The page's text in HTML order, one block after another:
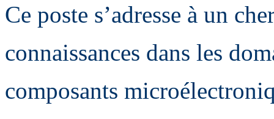
Ce poste s’adresse à un
connaissances dans les
composants